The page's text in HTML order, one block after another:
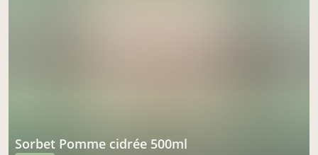
Sorbet Pomme cidrée 500ml